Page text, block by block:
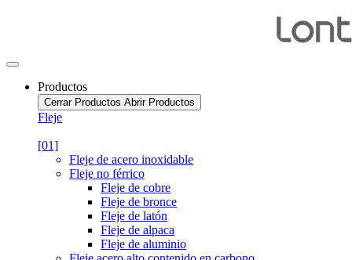
Productos
Cerrar Productos Abrir Productos
Fleje
[01]
Fleje de acero inoxidable
Fleje no férrico
Fleje de cobre
Fleje de bronce
Fleje de latón
Fleje de alpaca
Fleje de aluminio